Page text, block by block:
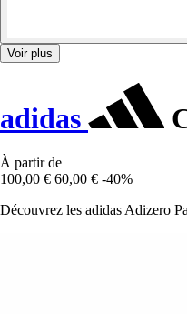
Voir plus
adidas
À partir de
100,00 € 60,00 € -40%
Découvrez les adidas Adizero